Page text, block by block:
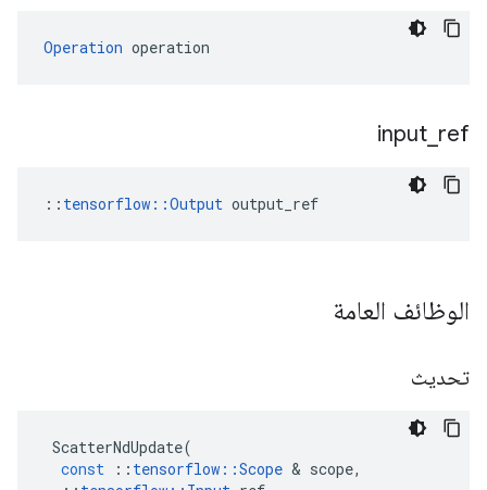
Operation operation
input ref
:: tensorflow::Output output_ref
الوظائف العامة
تحديث
ScatterNdUpdate(
const
:: tensorflow ::Scope & scope,